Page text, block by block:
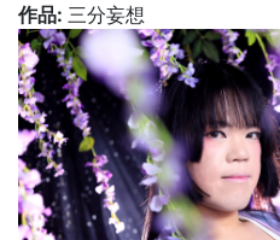
作品: 三分妄想